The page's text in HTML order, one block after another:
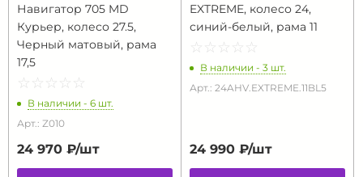
Навигатор 705 MD
Курьер, колесо 27.5,
Черный матовый, рама
17,5
☆ ☆ ☆ ☆ ☆
★ ★ ★ ★ ★
В наличии - 6 шт.
Арт.: Z010
24 970 ₽/шт
EXTREME, колесо 24,
синий-белый, рама 11
☆ ☆ ☆ ☆ ☆
★ ★ ★ ★ ★
В наличии - 3 шт.
Арт.: 24AHV.EXTREME.11BL5
24 990 ₽/шт